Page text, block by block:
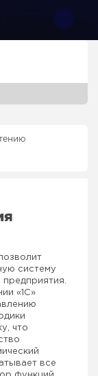
систему
«1С»
что
все